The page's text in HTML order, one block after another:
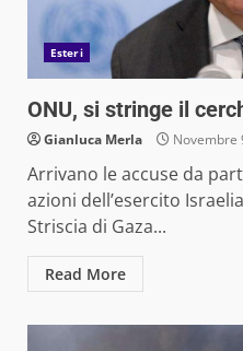
Esteri
ONU, si stringe il
Gianluca Merla Novembre
Arrivano le accuse da
azioni dell’esercito
Striscia di Gaza...
Read More